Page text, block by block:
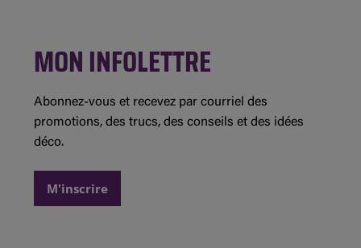
Saint-Jean-sur-Richelieu
Détails des promotions
Instagram
MON INFOLETTRE
Abonnez-vous et recevez par courriel des
promotions, des trucs, des conseils et des idées
déco.
M'inscrire